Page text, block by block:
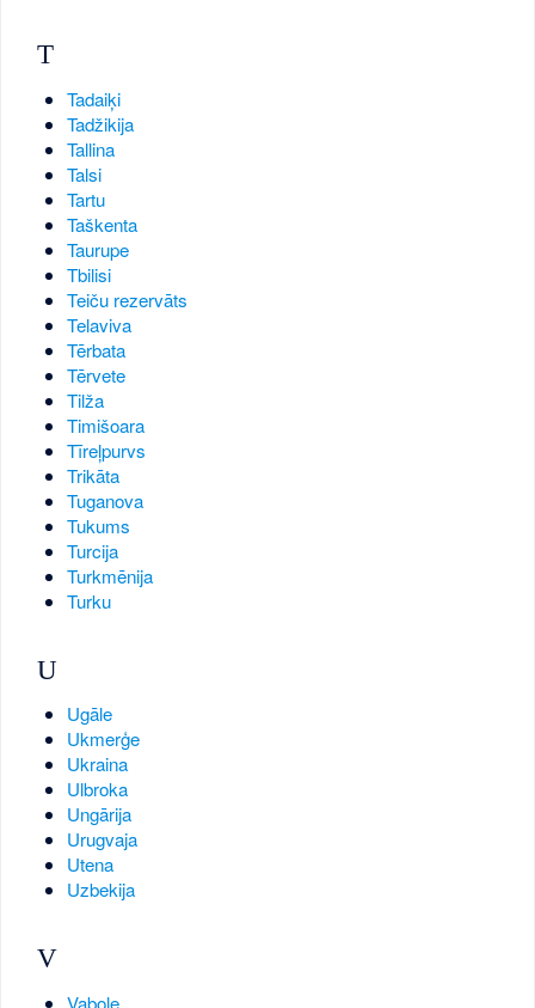
T
Tadaiķi
Tadžikija
Tallina
Talsi
Tartu
Taškenta
Taurupe
Tbilisi
Teiču rezervāts
Telaviva
Tērbata
Tērvete
Tilža
Timišoara
Tīreļpurvs
Trikāta
Tuganova
Tukums
Turcija
Turkmēnija
Turku
U
Ugāle
Ukmerģe
Ukraina
Ulbroka
Ungārija
Urugvaja
Utena
Uzbekija
V
Vabole